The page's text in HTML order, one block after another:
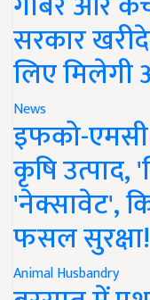
सरकार
लिए मिलेगी
News
इफको-एमसी
कृषि
'नेक्सावेट',
फसल सुरक्षा!
Animal Husbandry